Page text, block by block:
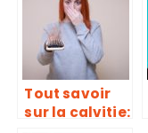
séniors
Tout savoir
sur la calvitie: